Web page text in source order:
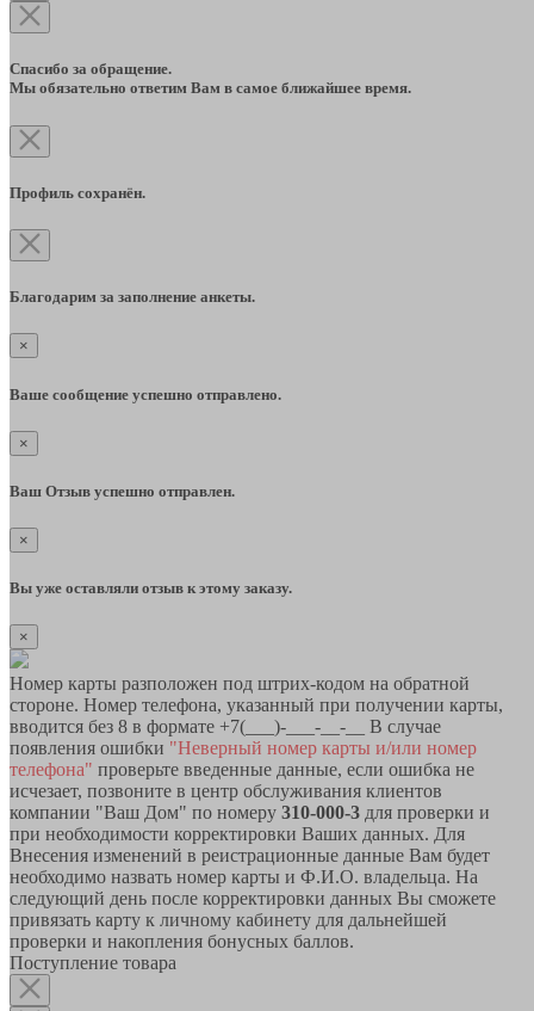
Спасибо за обращение.
Мы обязательно ответим Вам в самое ближайшее время.
Профиль сохранён.
Благодарим за заполнение анкеты.
×
Ваше сообщение успешно отправлено.
×
Ваш Отзыв успешно отправлен.
×
Вы уже оставляли отзыв к этому заказу.
×
Номер карты разположен под штрих-кодом на обратной
стороне. Номер телефона, указанный при получении карты,
вводится без 8 в формате +7(___)-___-__-__ В случае
появления ошибки "Неверный номер карты и/или номер
телефона" проверьте введенные данные, если ошибка не
исчезает, позвоните в центр обслуживания клиентов
компании "Ваш Дом" по номеру 310-000-3 для проверки и
при необходимости корректировки Ваших данных. Для
Внесения изменений в реистрационные данные Вам будет
необходимо назвать номер карты и Ф.И.О. владельца. На
следующий день после корректировки данных Вы сможете
привязать карту к личному кабинету для дальнейшей
проверки и накопления бонусных баллов.
Поступление товара